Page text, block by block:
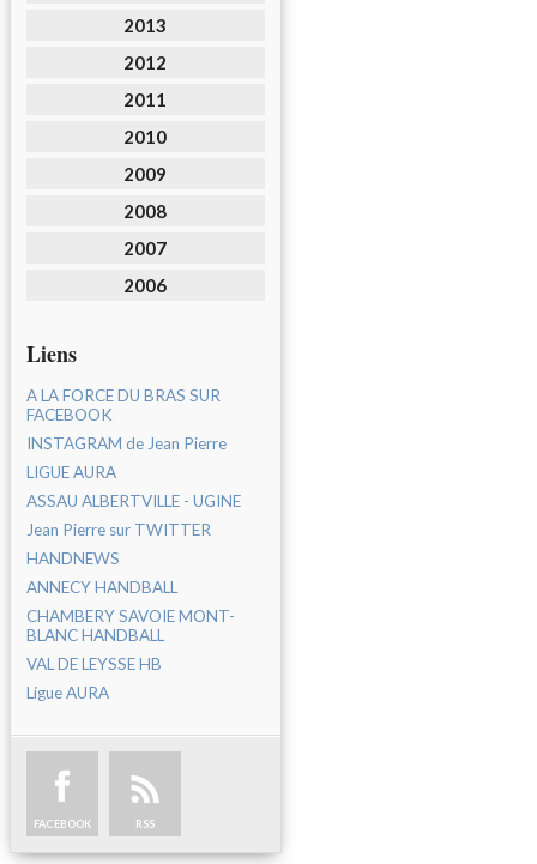
2013
2012
2011
2010
2009
2008
2007
2006
Liens
A LA FORCE DU BRAS SUR
FACEBOOK
INSTAGRAM de Jean Pierre
LIGUE AURA
ASSAU ALBERTVILLE - UGINE
Jean Pierre sur TWITTER
HANDNEWS
ANNECY HANDBALL
CHAMBERY SAVOIE MONT-
BLANC HANDBALL
VAL DE LEYSSE HB
Ligue AURA
FACEBOOK RSS